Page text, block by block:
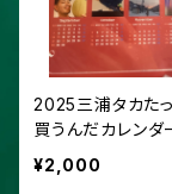
2025三浦タカた
買うんだカレンダ
¥2,000